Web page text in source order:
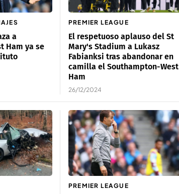
a
Ham ya se
PREMIER LEAGUE
El respetuoso aplauso del St
Mary's Stadium a Lukasz
Fabianksi tras abandonar en
camilla el Southampton-West
Ham
26/12/2024
PREMIER LEAGUE